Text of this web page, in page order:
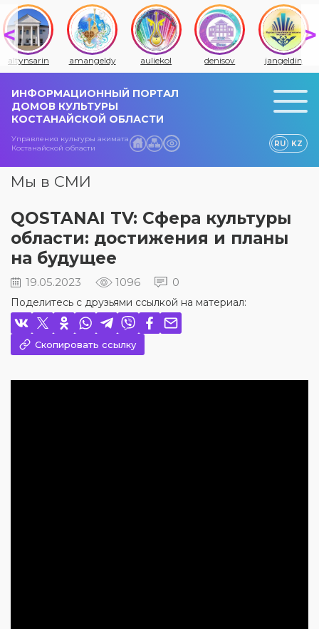
amangeldy auliekol denisov jangeldin jitiqara
ИНФОРМАЦИОННЫЙ ПОРТАЛ
ДОМОВ КУЛЬТУРЫ
КОСТАНАЙСКОЙ ОБЛАСТИ
Управления культуры акимата
Костанайской области
RU KZ
Мы в СМИ
QOSTANAI TV: Сфера культуры
области: достижения и планы
на будущее
19.05.2023 1096 0
Поделитесь с друзьями ссылкой на материал:
Скопировать ссылку